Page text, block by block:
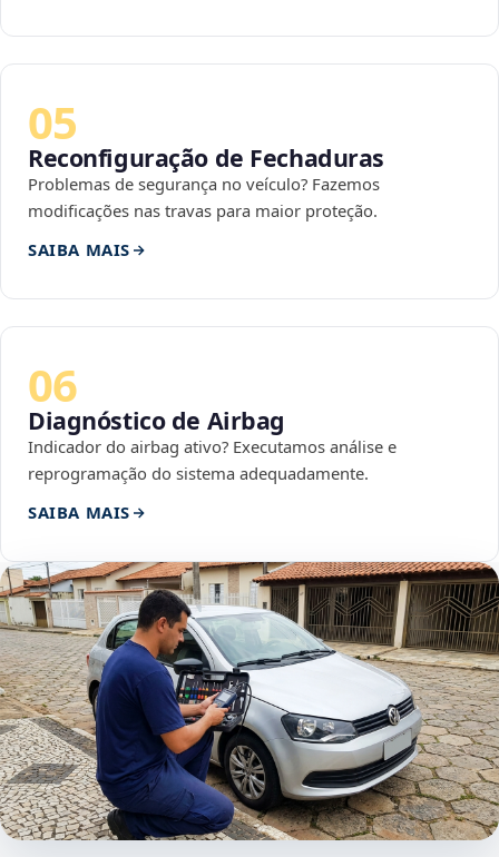
05
Reconfiguração de Fechaduras
Problemas de segurança no veículo? Fazemos
modificações nas travas para maior proteção.
SAIBA MAIS
06
Diagnóstico de Airbag
Indicador do airbag ativo? Executamos análise e
reprogramação do sistema adequadamente.
SAIBA MAIS